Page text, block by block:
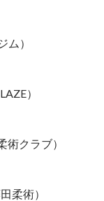
）
）
クラブ）
柔術）